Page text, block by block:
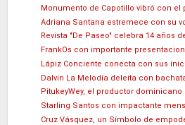
Monumento de Capotillo vibró con el
Adriana Santana estremece con su
Revista "De Paseo" celebra 14 años
FrankOs con importante
Lápiz Conciente conecta con sus
Dalvin La Melodía deleita con
PitukeyWey, el productor
Starling Santos con impactante
Cruz Vásquez, un Símbolo de